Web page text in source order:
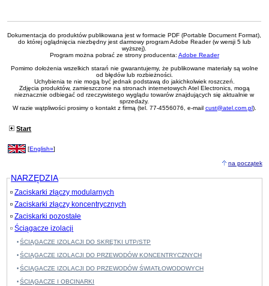
Dokumentacja do produktów publikowana jest w formacie PDF (Portable Document Format),
do której oglądnięcia niezbędny jest darmowy program Adobe Reader (w wersji 5 lub
wyższej).
Program można pobrać ze strony producenta: Adobe Reader
Pomimo dołożenia wszelkich starań nie gwarantujemy, że publikowane materiały są wolne
od błędów lub rozbieżności.
Uchybienia te nie mogą być jednak podstawą do jakichkolwiek roszczeń.
Zdjęcia produktów, zamieszczone na stronach internetowych Atel Electronics, mogą
nieznacznie odbiegać od rzeczywistego wyglądu towarów znajdujących się aktualnie w
sprzedaży.
W razie wątpliwości prosimy o kontakt z firmą (tel. 77-4556076, e-mail cust@atel.com.pl).
Start
[English»]
na początek
NARZĘDZIA
Zaciskarki złączy modularnych
Zaciskarki złączy koncentrycznych
Zaciskarki pozostałe
Ściągacze izolacji
ŚCIĄGACZE IZOLACJI DO SKRĘTKI UTP/STP
ŚCIĄGACZE IZOLACJI DO PRZEWODÓW KONCENTRYCZNYCH
ŚCIĄGACZE IZOLACJI DO PRZEWODÓW ŚWIATŁOWODOWYCH
ŚCIĄGACZE I OBCINARKI